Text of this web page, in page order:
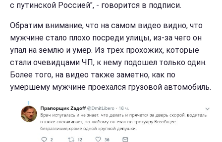
с путинской Россией", - говорится в подписи.
Обратим внимание, что на самом видео видно, что
мужчине стало плохо посреди улицы, из-за чего он
упал на землю и умер. Из трех прохожих, которые
стали очевидцами ЧП, к нему подошел только один.
Более того, на видео также заметно, как по
умершему мужчине проехался грузовой автомобиль.